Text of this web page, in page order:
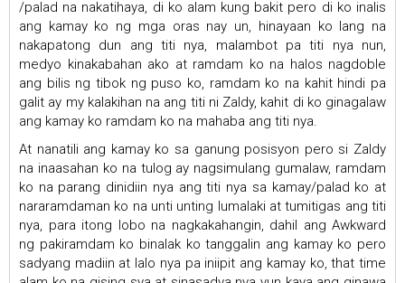
/palad na nakatihaya, di ko alam kung bakit pero di ko inalis
ang kamay ko ng mga oras nay un, hinayaan ko lang na
nakapatong dun ang titi nya, malambot pa titi nya nun,
medyo kinakabahan ako at ramdam ko na halos nagdoble
ang bilis ng tibok ng puso ko, ramdam ko na kahit hindi pa
galit ay my kalakihan na ang titi ni Zaldy, kahit di ko ginagalaw
ang kamay ko ramdam ko na mahaba ang titi nya.
At nanatili ang kamay ko sa ganung posisyon pero si Zaldy
na inaasahan ko na tulog ay nagsimulang gumalaw, ramdam
ko na parang dinidiin nya ang titi nya sa kamay/palad ko at
nararamdaman ko na unti unting lumalaki at tumitigas ang titi
nya, para itong lobo na nagkakahangin, dahil ang Awkward
ng pakiramdam ko binalak ko tanggalin ang kamay ko pero
sadyang madiin at lalo nya pa iniipit ang kamay ko, that time